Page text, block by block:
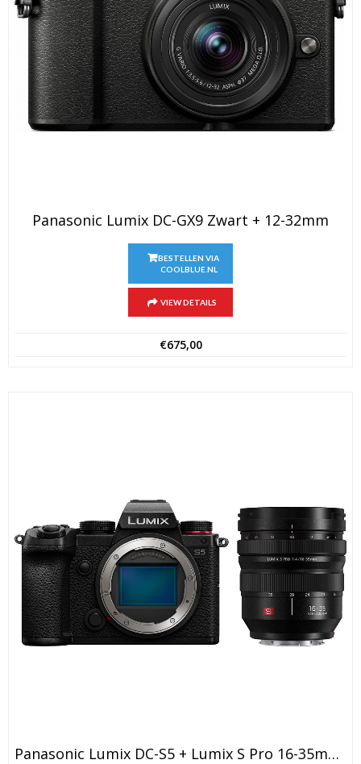
Panasonic Lumix DC-GX9 Zwart + 12-32mm
BESTELLEN VIA
COOLBLUE.NL
VIEW DETAILS
€675,00
Panasonic Lumix DC-S5 + Lumix S Pro 16-35mm F/4